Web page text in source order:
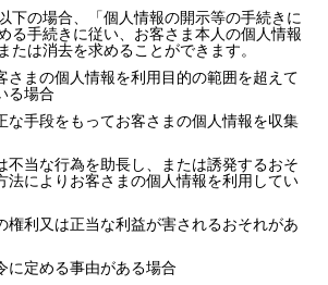
下の場合、「個人情報の開示等の手続きに
る手続きに従い、お客さま本人の個人情報
たは消去を求めることができます。
さまの個人情報を利用目的の範囲を超えて
る場合
な手段をもってお客さまの個人情報を収集
不当な行為を助長し、または誘発するおそ
法によりお客さまの個人情報を利用してい
権利又は正当な利益が害されるおそれがあ
に定める事由がある場合